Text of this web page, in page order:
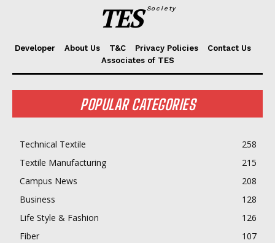
TES Society
Developer About Us T&C Privacy Policies
Contact Us
Associates of TES
POPULAR CATEGORIES
Technical Textile
258
Textile Manufacturing
215
Campus News
208
Business
128
Life Style & Fashion
126
Fiber
107